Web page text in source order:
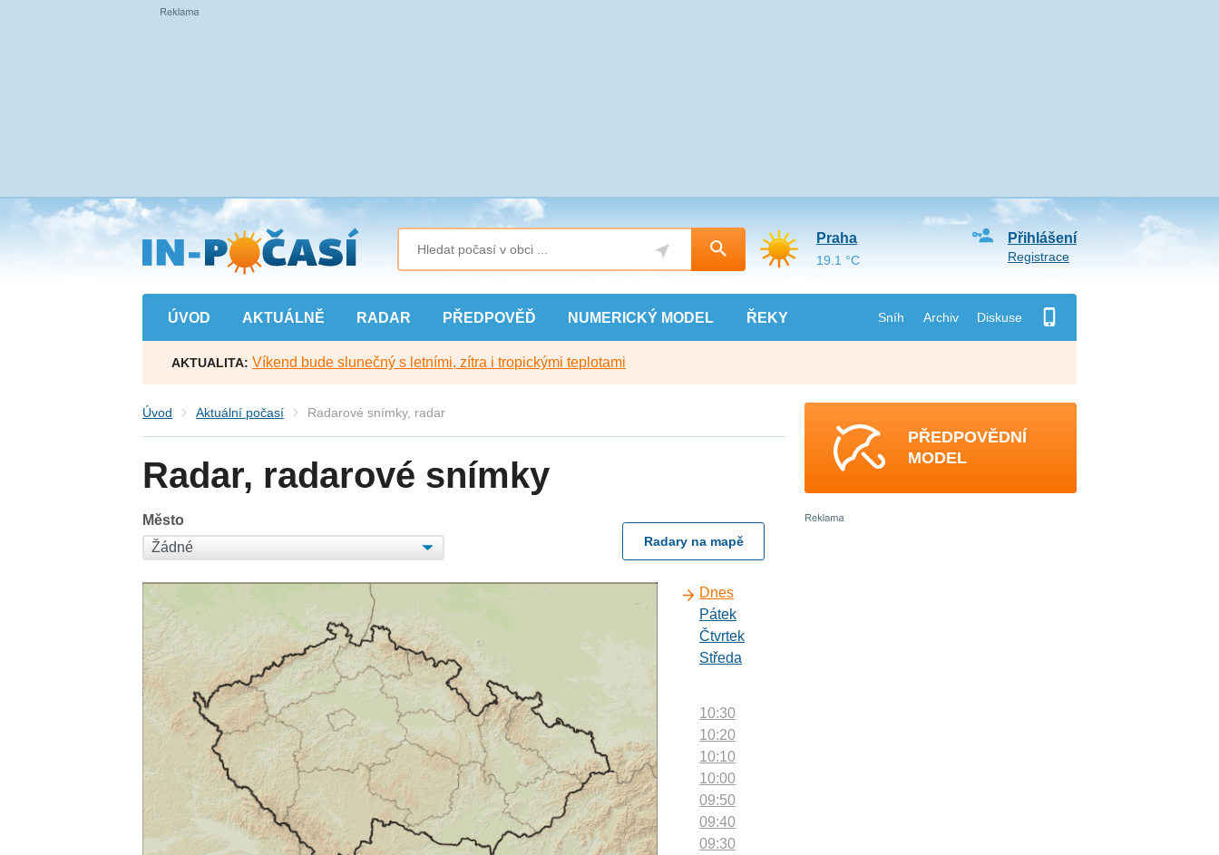
Přejít
na
hlavní
obsah
ÚVOD AKTUÁLNĚ RADAR PŘEDPOVĚĎ NUMERICKÝ MODEL ŘEKY Sníh Archiv Diskuse
Přihlášení
Registrace
Praha
19.1 °C
AKTUALITA: Víkend bude slunečný s letními, zítra i tropickými teplotami
Úvod Aktuální počasí Radarové snímky, radar
Radar, radarové snímky
Město
Radary na mapě
Dnes
Pátek
Čtvrtek
Středa
10:30
10:20
10:10
10:00
09:50
09:40
09:30
PŘEDPOVĚDNÍ
MODEL